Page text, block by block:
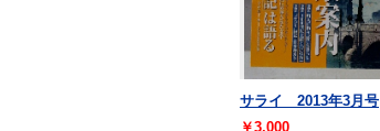
サライ 2013年3月号
￥3,000